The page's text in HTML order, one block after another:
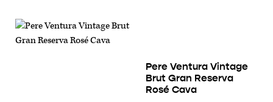
Pere Ventura Vintage
Brut Gran Reserva
Rosé Cava